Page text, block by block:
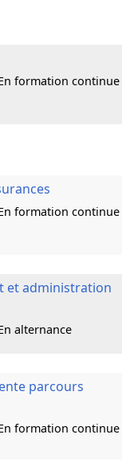
formation continue
formation continue
et administration
alternance
parcours
formation continue